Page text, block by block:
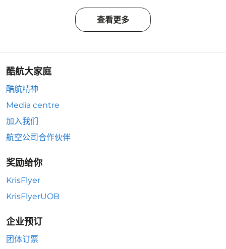
查看更多
酷航大家庭
酷航精神
Media centre
加入我们
航空公司合作伙伴
奖励给你
KrisFlyer
KrisFlyerUOB
企业预订
团体订票